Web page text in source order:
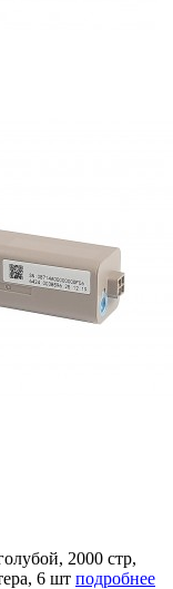
2000 стр,
6 шт подробнее